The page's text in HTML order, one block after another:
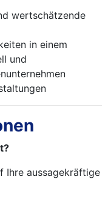
wertschätzende
in einem
und
Ihre aussagekräftige